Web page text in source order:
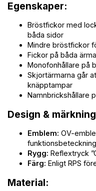
Egenskaper:
Bröstfickor med
båda sidor
Mindre bröstfickor
Fickor på båda
Monofonhållare på
Skjortärmarna går
knäpptampar
Namnbrickshållare
Design &
Emblem: OV-
Rygg: Reflextryck
Färg: Enligt RPS
Material: